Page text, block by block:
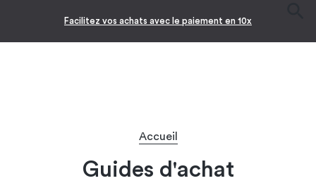
Facilitez vos achats avec le paiement en 10x
Accueil
Guides d'achat